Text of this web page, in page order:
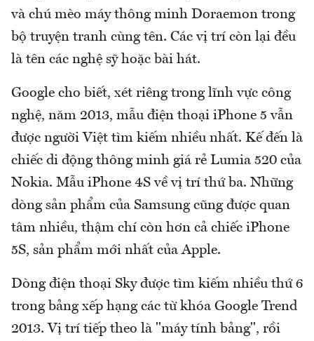
và chú mèo máy thông minh Doraemon trong
bộ truyện tranh cùng tên. Các vị trí còn lại đều
là tên các nghệ sỹ hoặc bài hát.
Google cho biết, xét riêng trong lĩnh vực công
nghệ, năm 2013, mẫu điện thoại iPhone 5 vẫn
được người Việt tìm kiếm nhiều nhất. Kế đến là
chiếc di động thông minh giá rẻ Lumia 520 của
Nokia. Mẫu iPhone 4S về vị trí thứ ba. Những
dòng sản phẩm của Samsung cũng được quan
tâm nhiều, thậm chí còn hơn cả chiếc iPhone
5S, sản phẩm mới nhất của Apple.
Dòng điện thoại Sky được tìm kiếm nhiều thứ 6
trong bảng xếp hạng các từ khóa Google Trend
2013. Vị trí tiếp theo là "máy tính bảng", rồi